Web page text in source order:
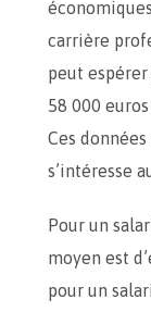
carrière
peut
58 000
Ces
s’intéresse
Pour un
moyen est
pour un